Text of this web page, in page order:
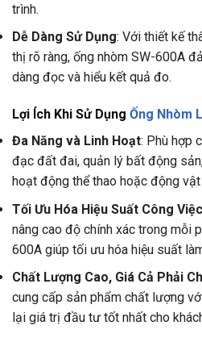
trình.
Dễ Dàng Sử Dụng: Với thiết kế
thị rõ ràng, ống nhòm SW-600A
dàng đọc và hiểu kết quả đo.
Lợi Ích Khi Sử Dụng Ống Nhòm
Đa Năng và Linh Hoạt: Phù hợp
đạc đất đai, quản lý bất động
hoạt động thể thao hoặc động vật
Tối Ưu Hóa Hiệu Suất Công Việc
nâng cao độ chính xác trong mỗi
600A giúp tối ưu hóa hiệu suất
Chất Lượng Cao, Giá Cả Phải
cung cấp sản phẩm chất lượng
lại giá trị đầu tư tốt nhất cho